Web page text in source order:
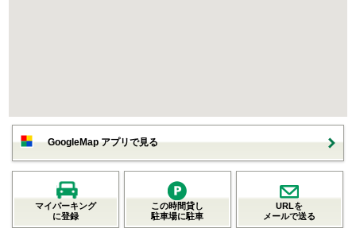
GoogleMap アプリで見る
マイパーキング
に登録
この時間貸し
駐車場に駐車
URLを
メールで送る